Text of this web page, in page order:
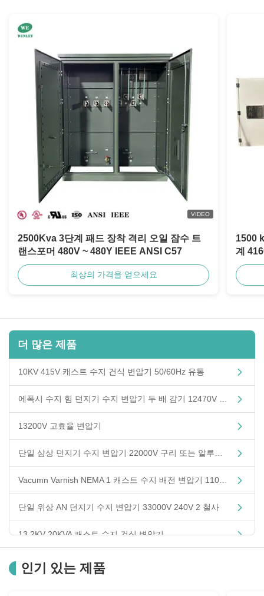
VIDEO
2500Kva 3단계 패드 장착 격리 오일 잠수 트
랜스포머 480V ~ 480Y IEEE ANSI C57
최상의 가격을 얻으세요
1500
계
더 많은 제품
10KV 415V 캐스트 수지 건식 변압기 50/60Hz 유통
13200V 고효율 변압기
단일 위상 AN 던지기 수지 변압기 33000V 240V 2 철사
13.2KV 20KVA 캐스트 수지 건식 변압기
Dyn1 캐스트 수지 변압기 구리
인기 있는 제품